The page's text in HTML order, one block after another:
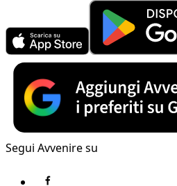
Segui Avvenire su